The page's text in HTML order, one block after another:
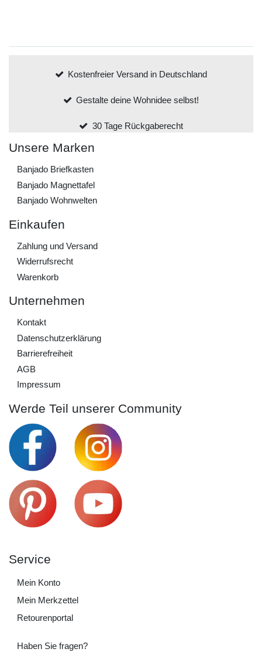
Kostenfreier Versand in Deutschland
Gestalte deine Wohnidee selbst!
30 Tage Rückgaberecht
Unsere Marken
Banjado Briefkasten
Banjado Magnettafel
Banjado Wohnwelten
Einkaufen
Zahlung und Versand
Widerrufs­recht
Warenkorb
Unternehmen
Kontakt
Daten­schutz­erklärung
Barrierefreiheit
AGB
Impressum
Werde Teil unserer Community
Service
Mein Konto
Mein Merkzettel
Retourenportal
Haben Sie fragen?